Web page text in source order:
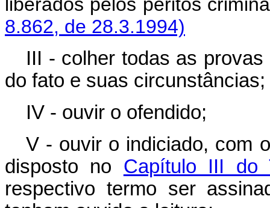
8.862, de 28.3.1994)
III - colher todas as
do fato e suas circunstâncias;
IV - ouvir o ofendido;
V - ouvir o indiciado, com
disposto no Capítulo III do
respectivo termo ser